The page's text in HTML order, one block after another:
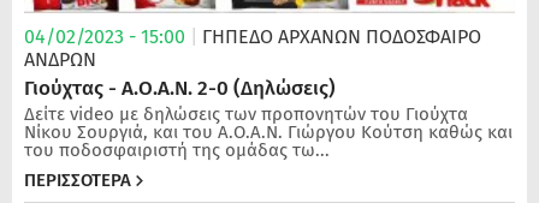
04/02/2023 - 15:00 ΓΗΠΕΔΟ ΑΡΧΑΝΩΝ ΠΟΔΌΣΦΑΙΡΟ
ΑΝΔΡΏΝ
Γιούχτας - Α.Ο.Α.Ν. 2-0 (Δηλώσεις)
Δείτε video με δηλώσεις των προπονητών του Γιούχτα
Νίκου Σουργιά, και του Α.Ο.Α.Ν. Γιώργου Κούτση καθώς και
του ποδοσφαιριστή της ομάδας τω...
ΠΕΡΙΣΣΟΤΕΡΑ